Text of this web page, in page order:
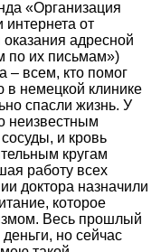
«Организация
от
адресной
их письмам»)
– всем, кто помог
в немецкой клинике
спасли жизнь. У
неизвестным
и кровь
кругам
работу всех
доктора назначили
которое
Весь прошлый
но сейчас